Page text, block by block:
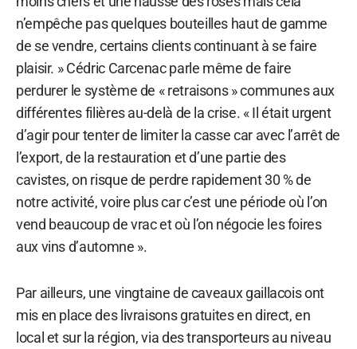
n’empêche pas quelques bouteilles haut de gamme
de se vendre, certains clients continuant à se faire
plaisir. » Cédric Carcenac parle même de faire
perdurer le système de « retraisons » communes aux
différentes filières au-delà de la crise. « Il était urgent
d’agir pour tenter de limiter la casse car avec l’arrêt de
l’export, de la restauration et d’une partie des
cavistes, on risque de perdre rapidement 30 % de
notre activité, voire plus car c’est une période où l’on
vend beaucoup de vrac et où l’on négocie les foires
aux vins d’automne ».
Par ailleurs, une vingtaine de caveaux gaillacois ont
mis en place des livraisons gratuites en direct, en
local et sur la région, via des transporteurs au niveau